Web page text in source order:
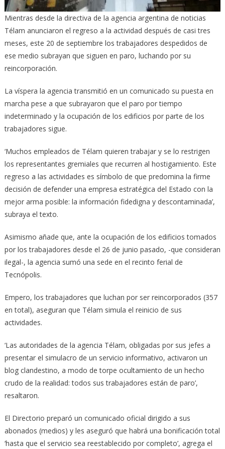
Mientras desde la directiva de la agencia argentina de noticias
Télam anunciaron el regreso a la actividad después de casi tres
meses, este 20 de septiembre los trabajadores despedidos de
ese medio subrayan que siguen en paro, luchando por su
reincorporación.
La víspera la agencia transmitió en un comunicado su puesta en
marcha pese a que subrayaron que el paro por tiempo
indeterminado y la ocupación de los edificios por parte de los
trabajadores sigue.
‘Muchos empleados de Télam quieren trabajar y se lo restrigen
los representantes gremiales que recurren al hostigamiento. Este
regreso a las actividades es símbolo de que predomina la firme
decisión de defender una empresa estratégica del Estado con la
mejor arma posible: la información fidedigna y descontaminada’,
subraya el texto.
Asimismo añade que, ante la ocupación de los edificios tomados
por los trabajadores desde el 26 de junio pasado, -que consideran
ilegal-, la agencia sumó una sede en el recinto ferial de
Tecnópolis.
Empero, los trabajadores que luchan por ser reincorporados (357
en total), aseguran que Télam simula el reinicio de sus
actividades.
‘Las autoridades de la agencia Télam, obligadas por sus jefes a
presentar el simulacro de un servicio informativo, activaron un
blog clandestino, a modo de torpe ocultamiento de un hecho
crudo de la realidad: todos sus trabajadores están de paro’,
resaltaron.
El Directorio preparó un comunicado oficial dirigido a sus
abonados (medios) y les aseguró que habrá una bonificación total
‘hasta que el servicio sea reestablecido por completo’, agrega el